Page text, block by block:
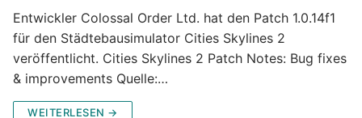
Entwickler Colossal Order Ltd. hat den Patch 1.0.14f1
für den Städtebausimulator Cities Skylines 2
veröffentlicht. Cities Skylines 2 Patch Notes: Bug fixes
& improvements Quelle:…
WEITERLESEN →